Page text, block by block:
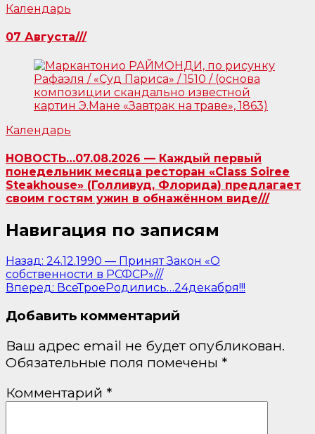
Календарь
07 Августа///
Календарь
НОВОСТЬ…07.08.2026 — Каждый первый
понедельник месяца ресторан «Class Soiree
Steakhouse» (Голливуд, Флорида) предлагает
своим гостям ужин в обнажённом виде///
Навигация по записям
Назад: 24.12.1990 — Принят Закон «О
собственности в РСФСР»///
Вперед: ВсеТроеРодились…24декабря!!!
Добавить комментарий
Ваш адрес email не будет опубликован.
Обязательные поля помечены *
Комментарий *